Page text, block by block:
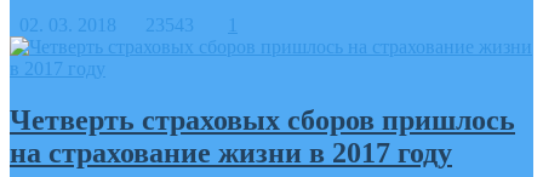
02. 03. 2018
23543 1
Четверть страховых сборов пришлось
на страхование жизни в 2017 году